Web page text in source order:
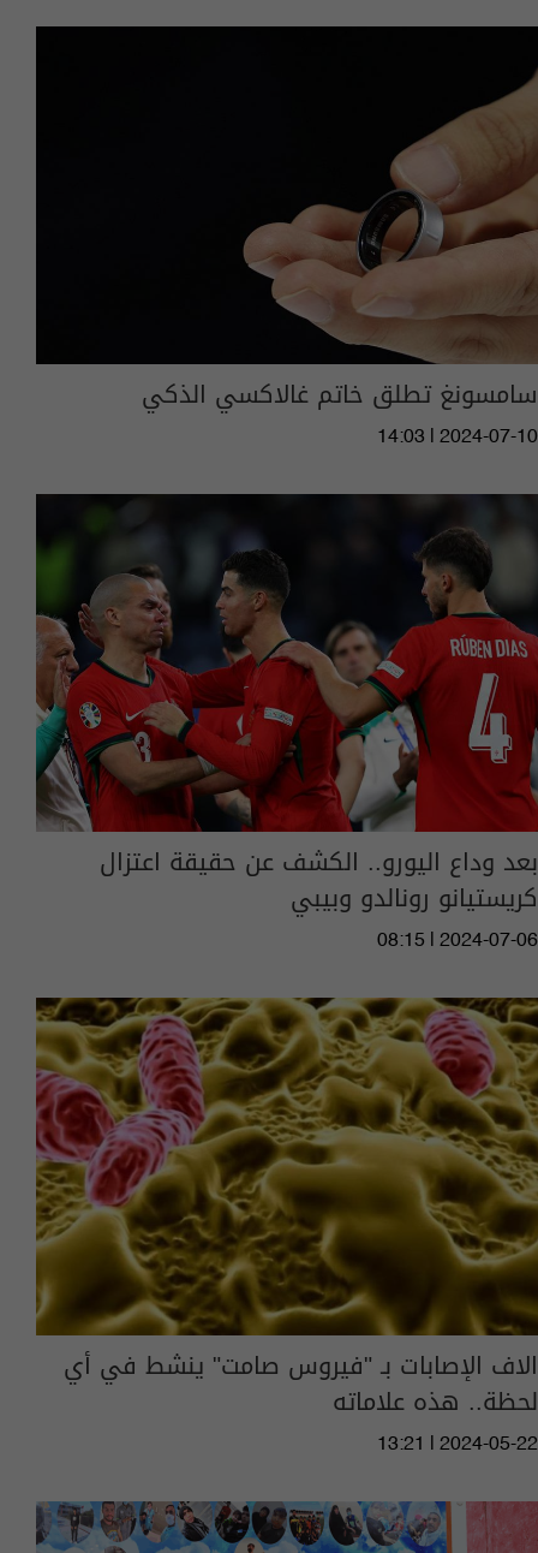
سامسونغ تطلق خاتم غالاكسي الذكي
14:03 | 2024-07-10
بعد وداع اليورو.. الكشف عن حقيقة اعتزال
كريستيانو رونالدو وبيبي
08:15 | 2024-07-06
الاف الإصابات بـ "فيروس صامت" ينشط في أي
لحظة.. هذه علاماته
13:21 | 2024-05-22